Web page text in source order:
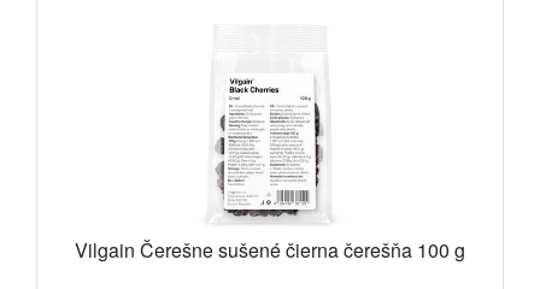
Vilgain Čerešne sušené čierna čerešňa 100 g